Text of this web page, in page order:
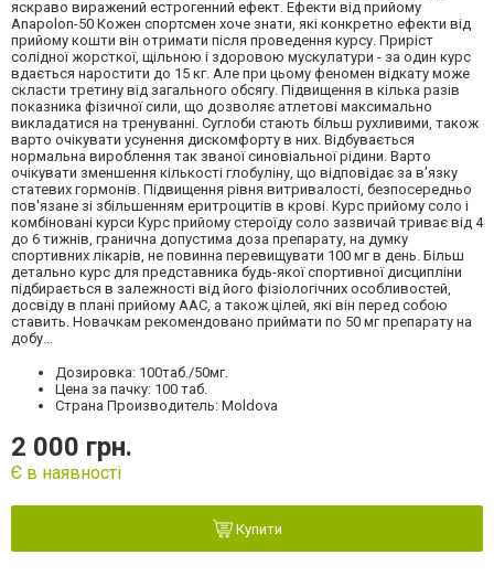
яскраво виражений естрогенний ефект. Ефекти від прийому
Anapolon-50 Кожен спортсмен хоче знати, які конкретно ефекти від
прийому кошти він отримати після проведення курсу. Приріст
солідної жорсткої, щільною і здоровою мускулатури - за один курс
вдається наростити до 15 кг. Але при цьому феномен відкату може
скласти третину від загального обсягу. Підвищення в кілька разів
показника фізичної сили, що дозволяє атлетові максимально
викладатися на тренуванні. Суглоби стають більш рухливими, також
варто очікувати усунення дискомфорту в них. Відбувається
нормальна вироблення так званої синовіальної рідини. Варто
очікувати зменшення кількості глобуліну, що відповідає за в'язку
статевих гормонів. Підвищення рівня витривалості, безпосередньо
пов'язане зі збільшенням еритроцитів в крові. Курс прийому соло і
комбіновані курси Курс прийому стероїду соло зазвичай триває від 4
до 6 тижнів, гранична допустима доза препарату, на думку
спортивних лікарів, не повинна перевищувати 100 мг в день. Більш
детально курс для представника будь-якої спортивної дисципліни
підбирається в залежності від його фізіологічних особливостей,
досвіду в плані прийому ААС, а також цілей, які він перед собою
ставить. Новачкам рекомендовано приймати по 50 мг препарату на
добу...
Дозировка: 100таб./50мг.
Цена за пачку: 100 таб.
Страна Производитель: Moldova
2 000 грн.
Є в наявності
Купити